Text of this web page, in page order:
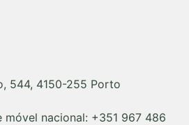
544, 4150-255 Porto
móvel nacional: +351 967 486